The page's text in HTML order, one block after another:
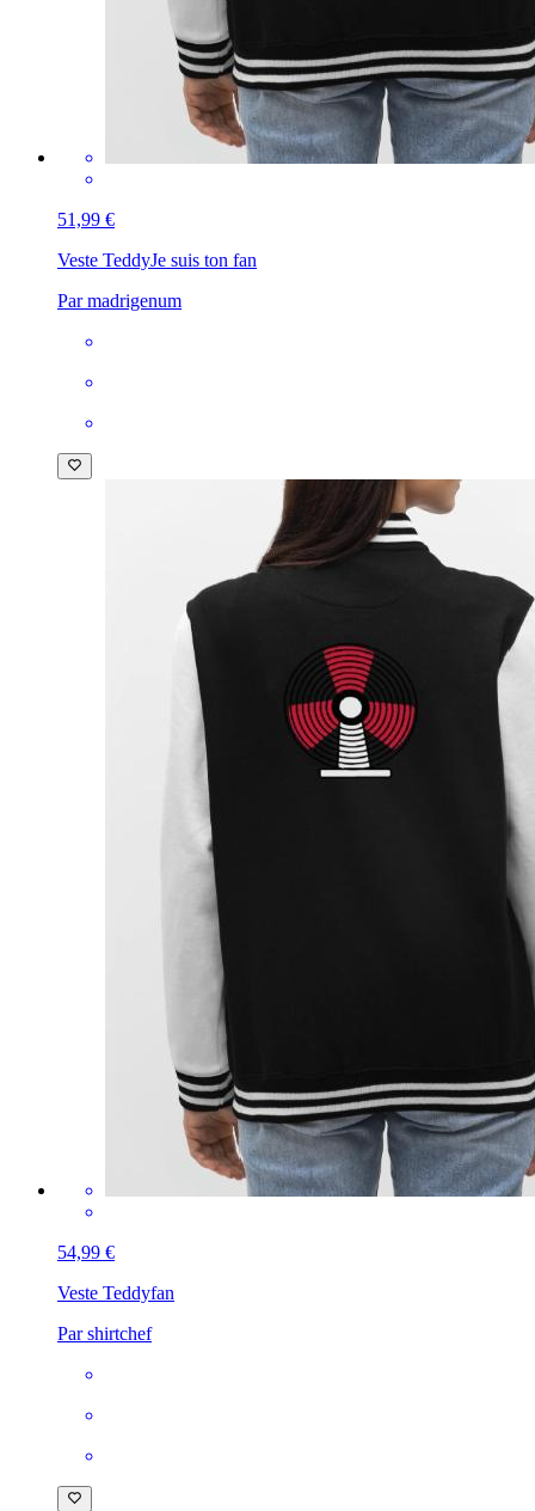
51,99 €
Veste TeddyJe suis ton fan
Par madrigenum
54,99 €
Veste Teddyfan
Par shirtchef